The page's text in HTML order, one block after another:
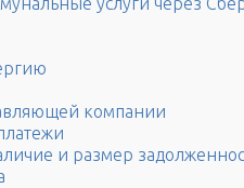
компании
и размер